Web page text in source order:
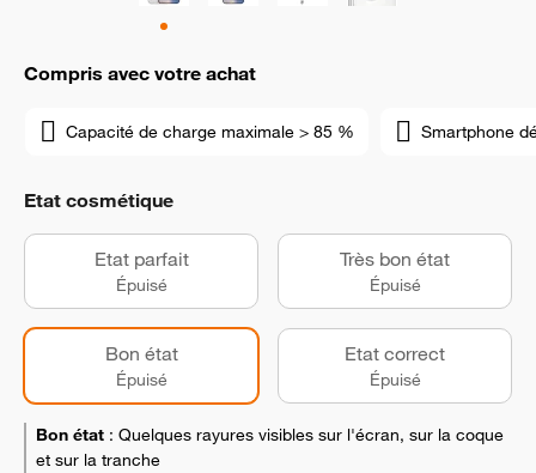
Compris avec votre achat
Capacité de charge maximale > 85 % Smartphone
Etat cosmétique
Etat parfait
Épuisé
Très bon état
Épuisé
Bon état
Épuisé
Etat correct
Épuisé
Bon état : Quelques rayures visibles sur l'écran, sur la coque
et sur la tranche